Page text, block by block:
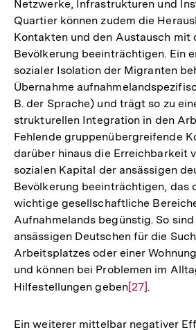
Netzwerke, Infrastrukturen und
Quartier können zudem die
Kontakten und den Austausch mit
Bevölkerung beeinträchtigen. Ein
sozialer Isolation der Migranten
Übernahme
B. der Sprache) und trägt so zu
strukturellen Integration in den
Fehlende gruppenübergreifende
darüber hinaus die Erreichbarkeit
sozialen Kapital der ansässigen
Bevölkerung beeinträchtigen, das
wichtige gesellschaftliche
Aufnahmelands begünstig. So
ansässigen Deutschen für die
Arbeitsplatzes oder einer
und können bei Problemen im
Hilfestellungen gebenZur
der
[27].
Ein weiterer mittelbar negativer